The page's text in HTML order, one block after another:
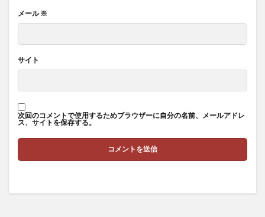
メール※
サイト
次回のコメントで使用するためブラウザーに自分の名前、メールアドレ
ス、サイトを保存する。